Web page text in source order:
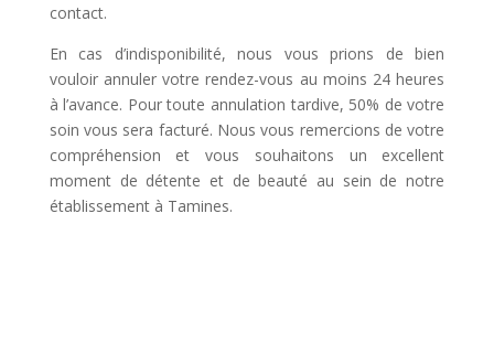
contact.
En cas d’indisponibilité, nous vous prions de bien
vouloir annuler votre rendez-vous au moins 24 heures
à l’avance. Pour toute annulation tardive, 50% de votre
soin vous sera facturé. Nous vous remercions de votre
compréhension et vous souhaitons un excellent
moment de détente et de beauté au sein de notre
établissement à Tamines.